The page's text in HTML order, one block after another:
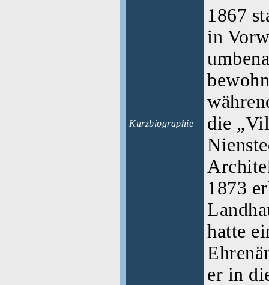
Kurzbiographie
1867
in
die
1873
hatte
er in